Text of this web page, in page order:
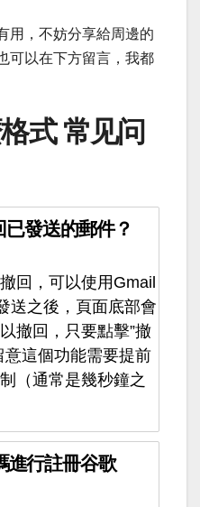
用，不妨分享給周邊的
可以在下方留言，我都
式 常见问
發送的郵件？
回，可以使用Gmail
送之後，頁面底部會
撤回，只要點擊”撤
意這個功能需要提前
（通常是幾秒鐘之
進行註冊谷歌